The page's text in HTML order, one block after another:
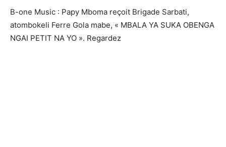
B-one Music : Papy Mboma reçoit Brigade Sarbati,
atombokeli Ferre Gola mabe, « MBALA YA SUKA OBENGA
NGAI PETIT NA YO ». Regardez